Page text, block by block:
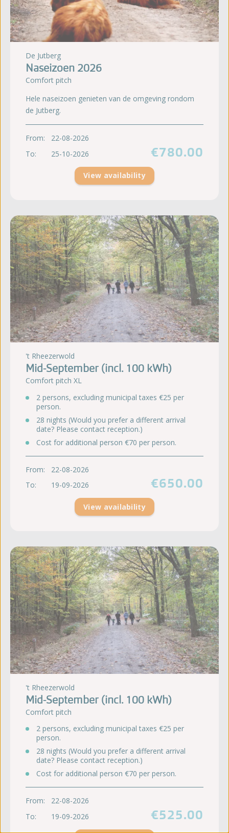
De Jutberg
Naseizoen 2026
Comfort pitch
Hele naseizoen genieten van de omgeving rondom
de Jutberg.
From:
22-08-2026
To:
25-10-2026 €780.00
View availability
't Rheezerwold
Mid-September (incl. 100 kWh)
Comfort pitch XL
2 persons, excluding municipal taxes €25 per
person.
28 nights (Would you prefer a different arrival
date? Please contact reception.)
Cost for additional person €70 per person.
From:
22-08-2026
To:
19-09-2026 €650.00
View availability
't Rheezerwold
Mid-September (incl. 100 kWh)
Comfort pitch
2 persons, excluding municipal taxes €25 per
person.
28 nights (Would you prefer a different arrival
date? Please contact reception.)
Cost for additional person €70 per person.
From:
22-08-2026
To:
19-09-2026 €525.00